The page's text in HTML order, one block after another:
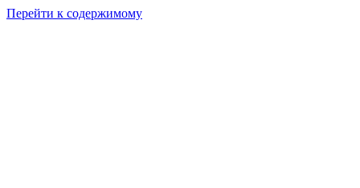
Перейти к содержимому